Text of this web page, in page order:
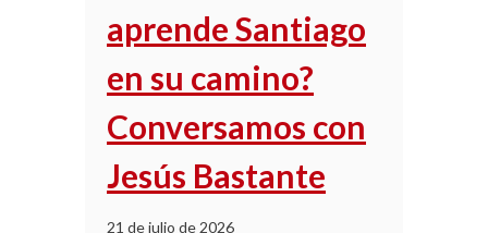
aprende Santiago
en su camino?
Conversamos con
Jesús Bastante
21 de julio de 2026